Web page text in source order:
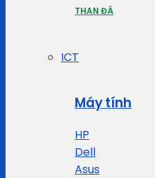
THAN ĐÁ
ICT
Máy tính
HP
Dell
Asus